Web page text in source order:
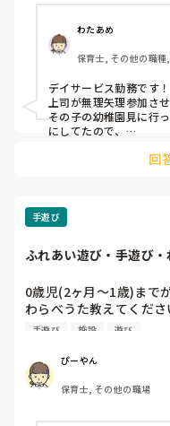
わたあめ
保育士, その他の職
デイサービス勤務です！
上司が無理矢理参加さ
その子の幼稚園見に行
にしてたので、
その子に合わせてしてま
練習には参加させてる
突然泣き出したり暴れ
デイサービスが苦になっ
来なくなってしまって
管理者も同じ意見でした
今働いてるデイサービス
ほとんどないです！
回
手遊び
ふれあい遊び・手遊び
0歳児(2ヶ月〜1歳)まで
わらべうた教えてくださ
産後ケア施設にくる方
手遊び 施設 遊び
ぴーやん
保育士, その他の職場